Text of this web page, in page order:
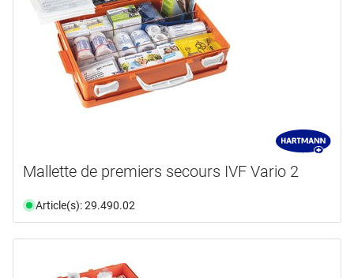
Mallette de premiers secours IVF Vario 2
Article(s): 29.490.02